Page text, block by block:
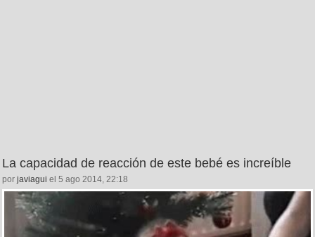
La capacidad de reacción de este bebé es increíble
por javiagui el 5 ago 2014, 22:18